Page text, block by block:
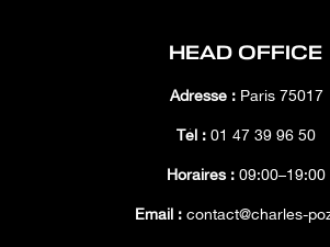
HEAD OFFICE
Adresse :Paris 75017
Tél : 01 47 39 96 50
Horaires : 09:00–19:00
Email :contact@charles-